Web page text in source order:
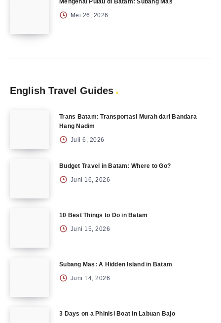
Mengenal Pulau di Batam: Subang Mas
Mei 26, 2026
English Travel Guides
Trans Batam: Transportasi Murah dari Bandara
Hang Nadim
Juli 6, 2026
Budget Travel in Batam: Where to Go?
Juni 16, 2026
10 Best Things to Do in Batam
Juni 15, 2026
Subang Mas: A Hidden Island in Batam
Juni 14, 2026
3 Days on a Phinisi Boat in Labuan Bajo